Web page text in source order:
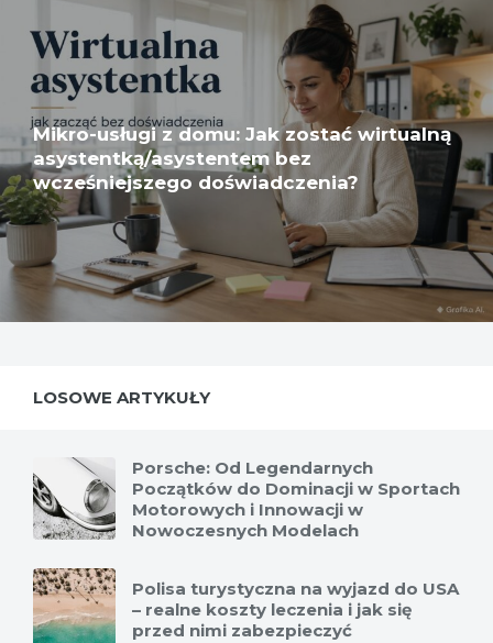
Mikro-usługi z domu: Jak zostać wirtualną
asystentką/asystentem bez
wcześniejszego doświadczenia?
LOSOWE ARTYKUŁY
Porsche: Od Legendarnych
Początków do Dominacji w Sportach
Motorowych i Innowacji w
Nowoczesnych Modelach
Polisa turystyczna na wyjazd do USA
– realne koszty leczenia i jak się
przed nimi zabezpieczyć